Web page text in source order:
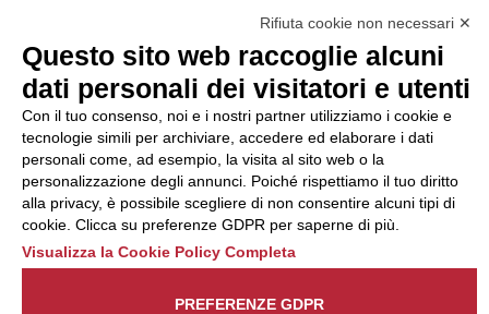
possibile presentare un
reclamo
all’Organismo di
Monitoraggio utilizzando
una delle modalità
descritte al seguente
indirizzo web
https://odm-
agenzielavoro.it/reclami/.
Rifiuta cookie non necessari ✕
Questo sito web raccoglie alcuni
dati personali dei visitatori e utenti
Con il tuo consenso, noi e i nostri partner utilizziamo i cookie e
tecnologie simili per archiviare, accedere ed elaborare i dati
personali come, ad esempio, la visita al sito web o la
personalizzazione degli annunci. Poiché rispettiamo il tuo diritto
alla privacy, è possibile scegliere di non consentire alcuni tipi di
cookie. Clicca su preferenze GDPR per saperne di più.
Visualizza la Cookie Policy Completa
PREFERENZE GDPR